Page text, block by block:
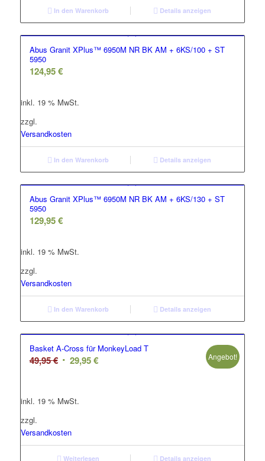
In den Warenkorb Details anzeigen
Abus Granit XPlus™ 6950M NR BK AM + 6KS/100 + ST
5950
124,95€
inkl. 19 % MwSt.
zzgl.
Versandkosten
In den Warenkorb Details anzeigen
Abus Granit XPlus™ 6950M NR BK AM + 6KS/130 + ST
5950
129,95€
inkl. 19 % MwSt.
zzgl.
Versandkosten
In den Warenkorb Details anzeigen
Basket A-Cross für MonkeyLoad T
49,95€ Ursprünglicher
49,95 €
29,95€Aktueller
Angebot!
inkl. 19 % MwSt.
zzgl.
Versandkosten
Weiterlesen Details anzeigen